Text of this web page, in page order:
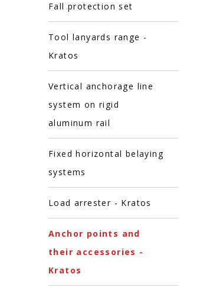
Fall protection set
Tool lanyards range -
Kratos
Vertical anchorage line
system on rigid
aluminum rail
Fixed horizontal belaying
systems
Load arrester - Kratos
Anchor points and
their accessories -
Kratos